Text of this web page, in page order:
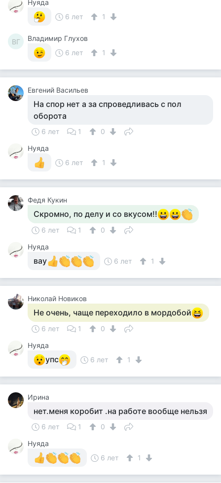
Нуяда
6 лет
1
ВГ
Владимир Глухов
6 лет
1
Евгений Васильев
На спор нет а за спроведливась с пол
оборота
6 лет 1
0
Нуяда
6 лет
1
Федя Кукин
Скромно, по делу и со вкусом!!
6 лет 1
0
Нуяда
вау 6 лет 1
Николай Новиков
Не очень, чаще переходило в мордобой
6 лет 1
0
Нуяда
упс 6 лет 1
Ирина
нет.меня коробит .на работе вообще нельзя
6 лет 1
0
Нуяда
6 лет
1